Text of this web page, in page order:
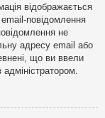
відображається
повідомлення
не
адресу email або
що ви ввели